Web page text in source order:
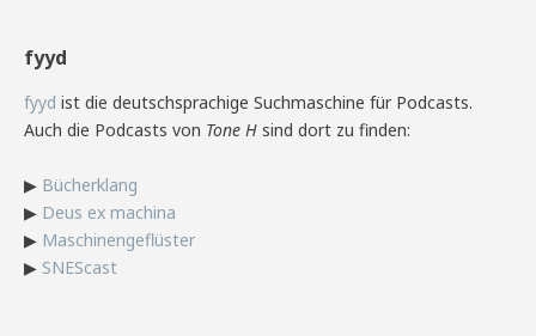
fyyd
fyyd ist die deutschsprachige Suchmaschine für Podcasts.
Auch die Podcasts von Tone H sind dort zu finden:
▶ Bücherklang
▶ Deus ex machina
▶ Maschinengeflüster
▶ SNEScast